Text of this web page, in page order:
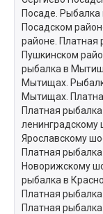
Посаде. Рыбалка
Посадском
районе. Платная
Пушкинском
рыбалка в
Мытищах.
Мытищах.
Платная
ленинградскому
Ярославскому
Платная
Новорижскому
рыбалка в
Платная
Платная